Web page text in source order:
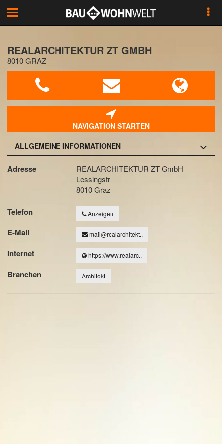
Toggle
navigation
REALARCHITEKTUR ZT GMBH
8010 GRAZ
NAVIGATION STARTEN
ALLGEMEINE INFORMATIONEN
Adresse
REALARCHITEKTUR ZT GmbH
Lessingstr
8010 Graz
Telefon Anzeigen
E-Mail mail@realarchitekt..
Internet https://www.realarc..
Branchen Architekt